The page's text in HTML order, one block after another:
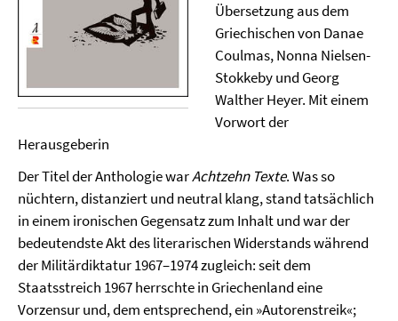
Übersetzung aus dem
Griechischen von Danae
Coulmas, Nonna Nielsen-
Stokkeby und Georg
Walther Heyer. Mit einem
Vorwort der
Herausgeberin
Der Titel der Anthologie warAchtzehn Texte. Was so
nüchtern, distanziert und neutral klang, stand tatsächlich
in einem ironischen Gegensatz zum Inhalt und war der
bedeutendste Akt des literarischen Widerstands während
der Militärdiktatur 1967–1974 zugleich: seit dem
Staatsstreich 1967 herrschte in Griechenland eine
Vorzensur und, dem entsprechend, ein »Autorenstreik«;